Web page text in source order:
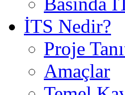
İTS Nedir?
Proje
Amaçlar